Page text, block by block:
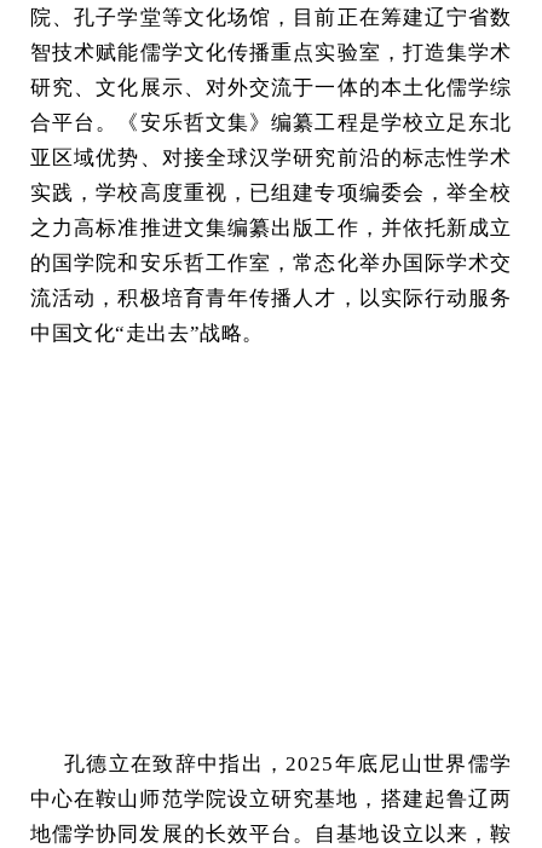
院、孔子学堂等文化场馆，目前正在筹建辽宁省数
智技术赋能儒学文化传播重点实验室，打造集学术
研究、文化展示、对外交流于一体的本土化儒学综
合平台。《安乐哲文集》编纂工程是学校立足东北
亚区域优势、对接全球汉学研究前沿的标志性学术
实践，学校高度重视，已组建专项编委会，举全校
之力高标准推进文集编纂出版工作，并依托新成立
的国学院和安乐哲工作室，常态化举办国际学术交
流活动，积极培育青年传播人才，以实际行动服务
中国文化“走出去”战略。
孔德立在致辞中指出，2025年底尼山世界儒学
中心在鞍山师范学院设立研究基地，搭建起鲁辽两
地儒学协同发展的长效平台。自基地设立以来，鞍